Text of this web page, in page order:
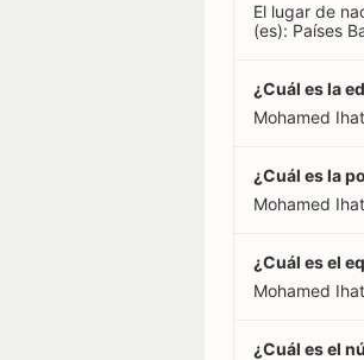
El lugar de
(es): Países
¿Cuál es la
Mohamed
¿Cuál es la
Mohamed
¿Cuál es el
Mohamed
¿Cuál es el